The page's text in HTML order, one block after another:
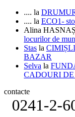
.... la
.... la ECO1-
Alina HASNAȘ
locurilor de
Stas la
BAZAR
Selva la
CADOURI
contacte
0241-2-